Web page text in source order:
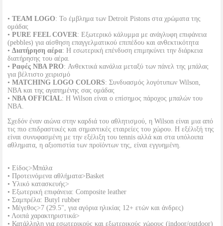
• TEAM LOGO: Το έμβλημα των Detroit Pistons στα χρώματα της
ομάδας
• PURE FEEL COVER: Εξωτερικό κάλυμμα με ανάγλυφη επιφάνεια
(pebbles) για αίσθηση επαγγελματικού επιπέδου και ανθεκτικότητα
• Διατήρηση αέρα: Η εσωτερική επένδυση επιμηκύνει την διάρκεια
διατήρησης του αέρα.
• Ραφές NBA PRO: Ανθεκτικά κανάλια μεταξύ των πάνελ της μπάλας
για βέλτιστο χειρισμό
• MATCHING LOGO COLORS: Συνδυασμός λογότυπων Wilson,
NBA και της αγαπημένης σας ομάδας
• NBA OFFICIAL: Η Wilson είναι ο επίσημος πάροχος μπαλών του
NBA.
Σχεδόν έναν αιώνα στην καρδιά του αθλητισμού, η Wilson είναι μια από
τις πιο επιδραστικές και σημαντικές εταιρείες του χώρου. Η εξέλιξή της
είναι συνυφασμένη με την εξέλιξη του tennis αλλά και στα υπόλοιπα
αθληματα, η αξιοπιστία των προϊόντων της, είναι εγγυημένη.
• Είδος>Μπάλα
• Προτεινόμενα αθλήματα>Βasket
• Υλικό κατασκευής>
• Εξωτερική επιφάνεια: Composite leather
• Σαμπρέλα: Butyl rubber
• Μέγεθος>7 (29.5", για αγόρια ηλικίας 12+ ετών και άνδρες)
• Λοιπά χαρακτηριστικά>
• Κατάλληλη για εσωτερικούς και εξωτερικούς χώρους (indoor/outdoor)